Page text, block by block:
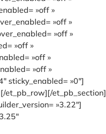
»off »
»off »
»off »
»off »
»off »
»off »
sticky_enabled= »0″]
et_pb_row][/et_pb_section]
»3.22″]